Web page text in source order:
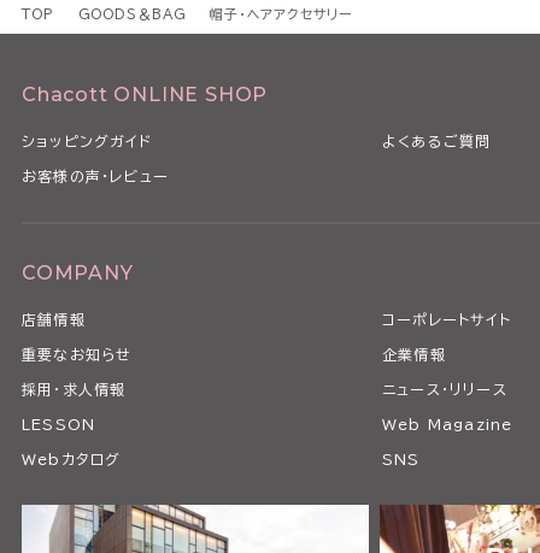
TOP GOODS＆BAG 帽子・ヘアアクセサリー
Chacott ONLINE SHOP
ショッピングガイド よくあるご質問
お客様の声・レビュー
COMPANY
店舗情報 コーポレートサイト
重要なお知らせ 企業情報
採用・求人情報 ニュース・リリース
LESSON Web Magazine
Webカタログ SNS